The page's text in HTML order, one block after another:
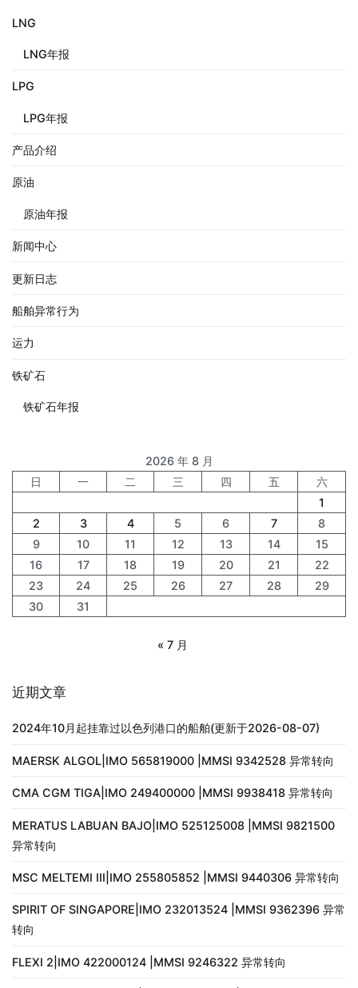
LNG
LNG年报
LPG
LPG年报
产品介绍
原油
原油年报
新闻中心
更新日志
船舶异常行为
运力
铁矿石
铁矿石年报
2026 年 8 月
日
一 二 三 四 五
六
1
2
3 4 5 6 7
8
9
10 11 12 13 14
15
16
17 18 19 20 21
22
23
24 25 26 27 28
29
30
31
« 7 月
近期文章
2024年10月起挂靠过以色列港口的船舶(更新于2026-08-07)
MAERSK ALGOL|IMO 565819000 |MMSI 9342528 异常转向
CMA CGM TIGA|IMO 249400000 |MMSI 9938418 异常转向
MERATUS LABUAN BAJO|IMO 525125008 |MMSI 9821500
异常转向
MSC MELTEMI III|IMO 255805852 |MMSI 9440306 异常转向
SPIRIT OF SINGAPORE|IMO 232013524 |MMSI 9362396 异常
转向
FLEXI 2|IMO 422000124 |MMSI 9246322 异常转向